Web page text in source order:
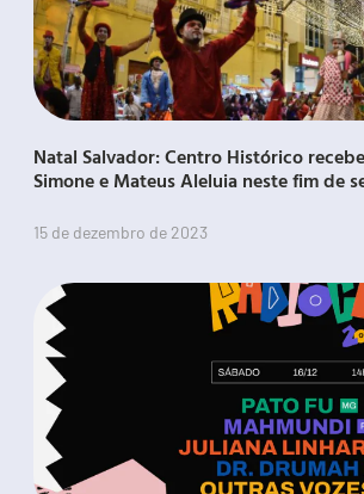
Natal Salvador: Centro Histórico
Simone e Mateus Aleluia neste fim de
15 de dezembro de 2023